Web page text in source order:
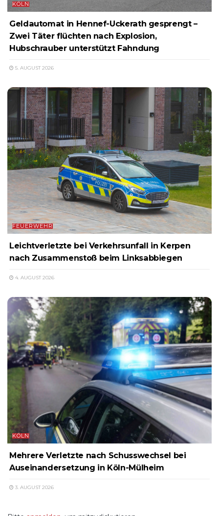
KÖLN
Geldautomat in Hennef-Uckerath gesprengt –
Zwei Täter flüchten nach Explosion,
Hubschrauber unterstützt Fahndung
5. AUGUST 2026
FEUERWEHR
Leichtverletzte bei Verkehrsunfall in Kerpen
nach Zusammenstoß beim Linksabbiegen
4. AUGUST 2026
KÖLN
Mehrere Verletzte nach Schusswechsel bei
Auseinandersetzung in Köln-Mülheim
3. AUGUST 2026